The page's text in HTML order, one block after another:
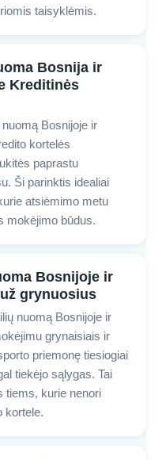
taisyklėmis.
Bosnija ir
Kreditinės
Bosnijoje ir
kortelės
paprastu
Ši parinktis idealiai
atsiėmimo metu
mokėjimo būdus.
Bosnijoje ir
grynuosius
nuomą Bosnijoje ir
grynaisiais ir
priemonę tiesiogiai
tiekėjo sąlygas. Tai
tiems, kurie nenori
kortele.